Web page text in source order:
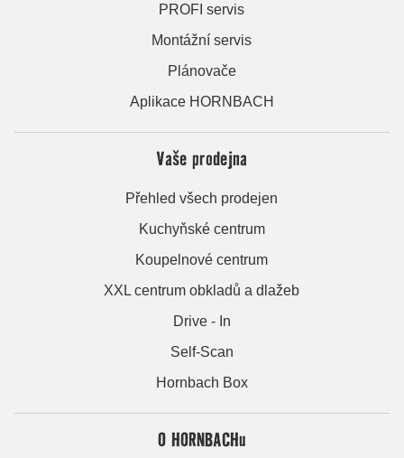
PROFI servis
Montážní servis
Plánovače
Aplikace HORNBACH
Vaše prodejna
Přehled všech prodejen
Kuchyňské centrum
Koupelnové centrum
XXL centrum obkladů a dlažeb
Drive - In
Self-Scan
Hornbach Box
O HORNBACHu